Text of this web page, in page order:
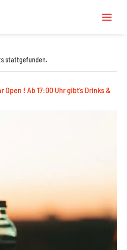
stattgefunden.
Open ! Ab 17:00 Uhr gibt’s Drinks &